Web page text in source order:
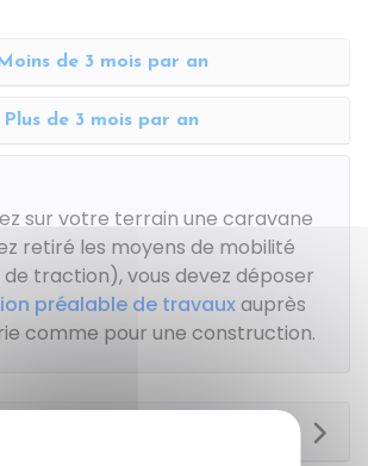
Moins de 3 mois par an
Plus de 3 mois par an
sur votre terrain une caravane
retiré les moyens de mobilité
traction), vous devez déposer
préalable de travauxauprès
comme pour une construction.